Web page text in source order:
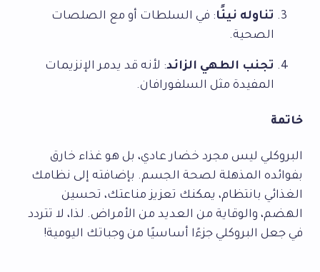
تناوله نيئًا: في السلطات أو مع الصلصات
الصحية.
تجنب الطهي الزائد: لأنه قد يدمر الإنزيمات
المفيدة مثل السلفورافان.
خاتمة
البروكلي ليس مجرد خضار عادي، بل هو غذاء خارق
بفوائده المذهلة لصحة الجسم. بإضافته إلى نظامك
الغذائي بانتظام، يمكنك تعزيز مناعتك، تحسين
الهضم، والوقاية من العديد من الأمراض. لذا، لا تتردد
في جعل البروكلي جزءًا أساسيًا من وجباتك اليومية!